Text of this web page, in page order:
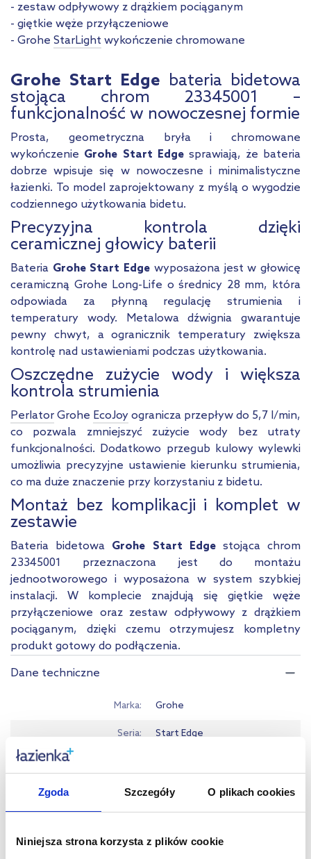
Zgoda Szczegóły O plikach cookies
Niniejsza strona korzysta z plików cookie
- zestaw odpływowy z drążkiem pociąganym
- giętkie węże przyłączeniowe
- Grohe StarLight wykończenie chromowane
Grohe Start Edge bateria bidetowa
stojąca chrom 23345001 –
funkcjonalność w nowoczesnej formie
Prosta, geometryczna bryła i chromowane
wykończenie Grohe Start Edgesprawiają, że bateria
dobrze wpisuje się w nowoczesne i minimalistyczne
łazienki. To model zaprojektowany z myślą o wygodzie
codziennego użytkowania bidetu.
Precyzyjna kontrola dzięki
ceramicznej głowicy baterii
Bateria Grohe Start Edge wyposażona jest w głowicę
ceramiczną Grohe Long-Life o średnicy 28 mm, która
odpowiada za płynną regulację strumienia i
temperatury wody. Metalowa dźwignia gwarantuje
pewny chwyt, a ogranicznik temperatury zwiększa
kontrolę nad ustawieniami podczas użytkowania.
Oszczędne zużycie wody i większa
kontrola strumienia
Perlator Grohe EcoJoy ogranicza przepływ do 5,7 l/min,
co pozwala zmniejszyć zużycie wody bez utraty
funkcjonalności. Dodatkowo przegub kulowy wylewki
umożliwia precyzyjne ustawienie kierunku strumienia,
co ma duże znaczenie przy korzystaniu z bidetu.
Montaż bez komplikacji i komplet w
zestawie
Bateria bidetowa Grohe Start Edgestojąca chrom
23345001 przeznaczona jest do montażu
jednootworowego i wyposażona w system szybkiej
instalacji. W komplecie znajdują się giętkie węże
przyłączeniowe oraz zestaw odpływowy z drążkiem
pociąganym, dzięki czemu otrzymujesz kompletny
produkt gotowy do podłączenia.
Dane techniczne
Marka Grohe
Seria Start Edge
Typ jednouchwytowa
Kolor chrom